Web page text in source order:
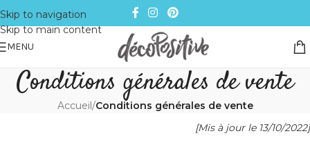
Skip to navigation
Skip to main content
MENU
Conditions générales de vente
Accueil/Conditions générales de vente
[Mis à jour le 13/10/2022]